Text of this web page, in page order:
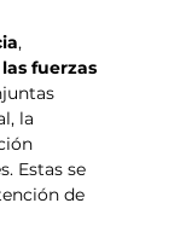
,
fuerzas
la
Estas se
de